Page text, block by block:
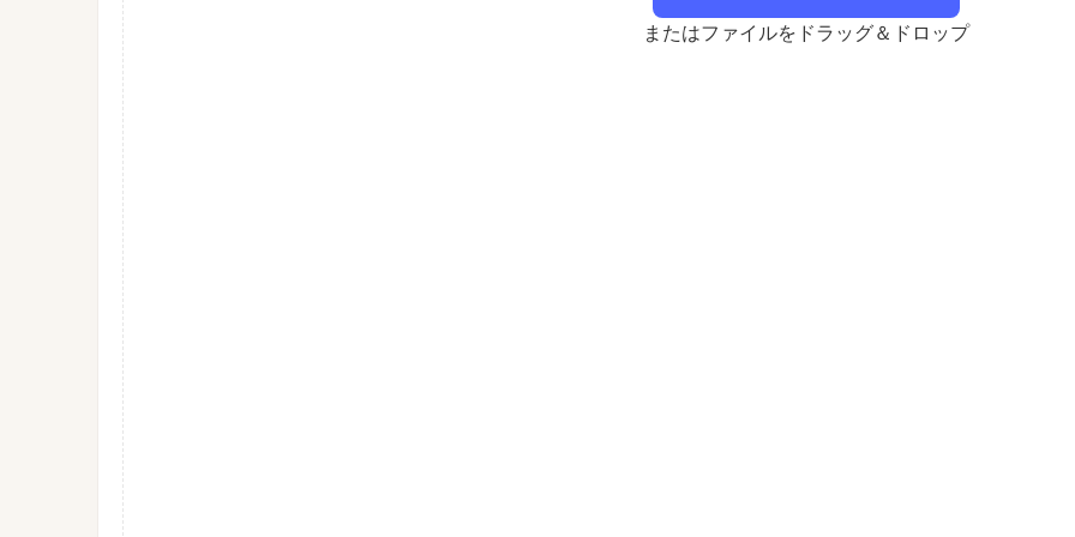
またはファイルをドラッグ＆ドロップ